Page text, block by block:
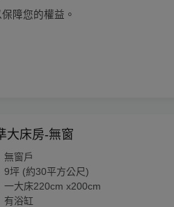
障您的權益。
大床房-無窗
無窗戶
9坪 (約30平方公尺)
一大床220cm x200cm
有浴缸